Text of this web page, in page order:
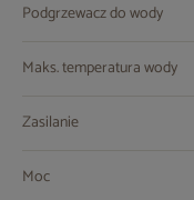
Podgrzewacz do wody
Maks. temperatura wody
Zasilanie
Moc